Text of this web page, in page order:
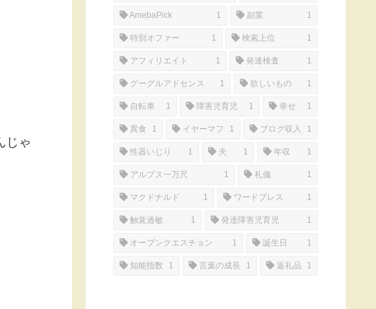
じゃ
AmebaPick 1 副業 1
特別オファー 1 検索上位 1
アフィリエイト 1 発達検査 1
グーグルアドセンス 1 欲しいもの 1
自転車 1 障害児育児 1 幸せ 1
異食 1 イヤーマフ 1 ブログ収入 1
性器いじり 1 夫 1 年収 1
アルプス一万尺 1 礼儀 1
マクドナルド 1 ワードプレス 1
触覚過敏 1 発達障害児育児 1
オープンクエスチョン 1 誕生日 1
知能指数 1 言葉の成長 1 返礼品 1